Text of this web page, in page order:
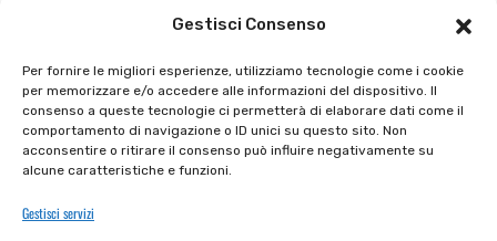
Gestisci Consenso
Per fornire le migliori esperienze, utilizziamo tecnologie come i cookie
per memorizzare e/o accedere alle informazioni del dispositivo. Il
consenso a queste tecnologie ci permetterà di elaborare dati come il
comportamento di navigazione o ID unici su questo sito. Non
acconsentire o ritirare il consenso può influire negativamente su
alcune caratteristiche e funzioni.
Gestisci servizi
Supporto e contatti
Resi e rimborsi
Newsletter
Iscriviti alla nostra newsletter e rimani